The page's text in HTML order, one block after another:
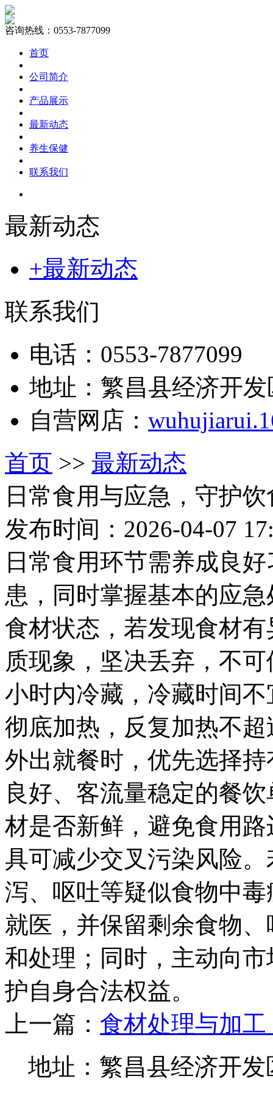
咨询热线：0553-7877099
首页
公司简介
产品展示
最新动态
养生保健
联系我们
最新动态
+最新动态
联系我们
电话：0553-7877099
地址：繁昌县经济开发
自营网店：
首页 >> 最新动态
日常食用与应急，守护
发布时间：2026-04-07
日常食用环节需养成良
患，同时掌握基本的应
食材状态，若发现食材
质现象，坚决丢弃，不
小时内冷藏，冷藏时间
彻底加热，反复加热不超
外出就餐时，优先选择
良好、客流量稳定的餐
材是否新鲜，避免食用
具可减少交叉污染风险
泻、呕吐等疑似食物中
就医，并保留剩余食物
和处理；同时，主动向
护自身合法权益。
上一篇： 食材处理与加
地址：繁昌县经济开